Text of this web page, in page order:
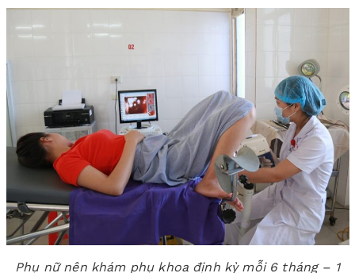
Phụ nữ nên khám phụ khoa định kỳ mỗi 6 tháng – 1